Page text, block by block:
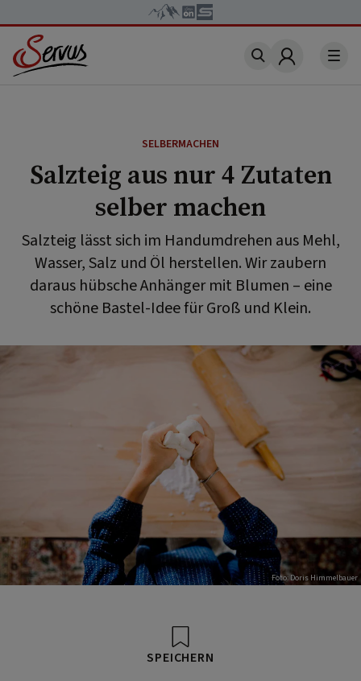
Account
SELBERMACHEN
Salzteig aus nur 4 Zutaten
selber machen
Salzteig lässt sich im Handumdrehen aus Mehl,
Wasser, Salz und Öl herstellen. Wir zaubern
daraus hübsche Anhänger mit Blumen – eine
schöne Bastel-Idee für Groß und Klein.
Foto: Doris Himmelbauer
SPEICHERN